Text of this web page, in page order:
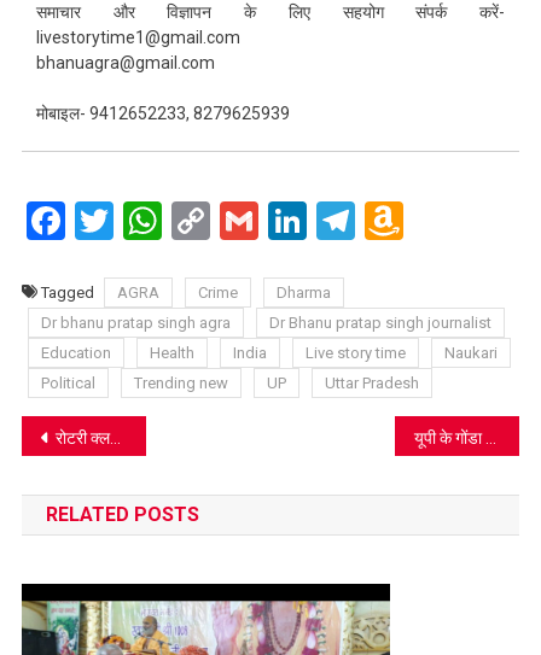
समाचार और विज्ञापन के लिए सहयोग संपर्क करें-
livestorytime1@gmail.com
bhanuagra@gmail.com
मोबाइल- 9412652233, 8279625939
Facebook
Twitter
WhatsApp
CopyGmailLinkedIn
Telegram
Amazon
List
Tagged AGRA Crime
Dharma
Dr bhanu pratap singh agra
Dr Bhanu pratap singh journalist
Education
Health India Live story time
Naukari
Political
Trending new UP Uttar Pradesh
Post
navigation
रोटरी क्लब ऑफ आगरा मिड टाउन का अधिष्ठापन समारोह, प्रमोद खंडेलवाल अध्यक्ष व पंकज अग्रवाल बने सचिव
RELATED POSTS